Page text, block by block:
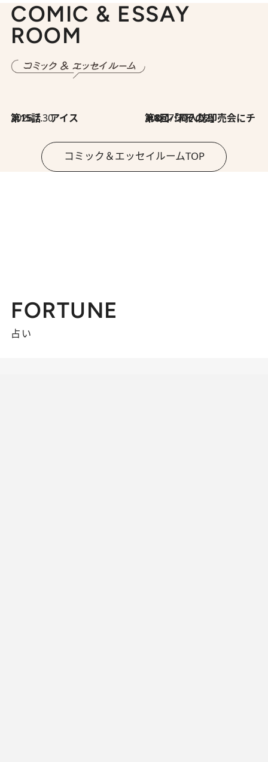
COMIC & ESSAY
ROOM
2026.7.30
第15話 アイス 2026.7.30
第8回「同人誌即売会にチャレンジ その2」
コミック＆エッセイルームTOP
FORTUNE
占い